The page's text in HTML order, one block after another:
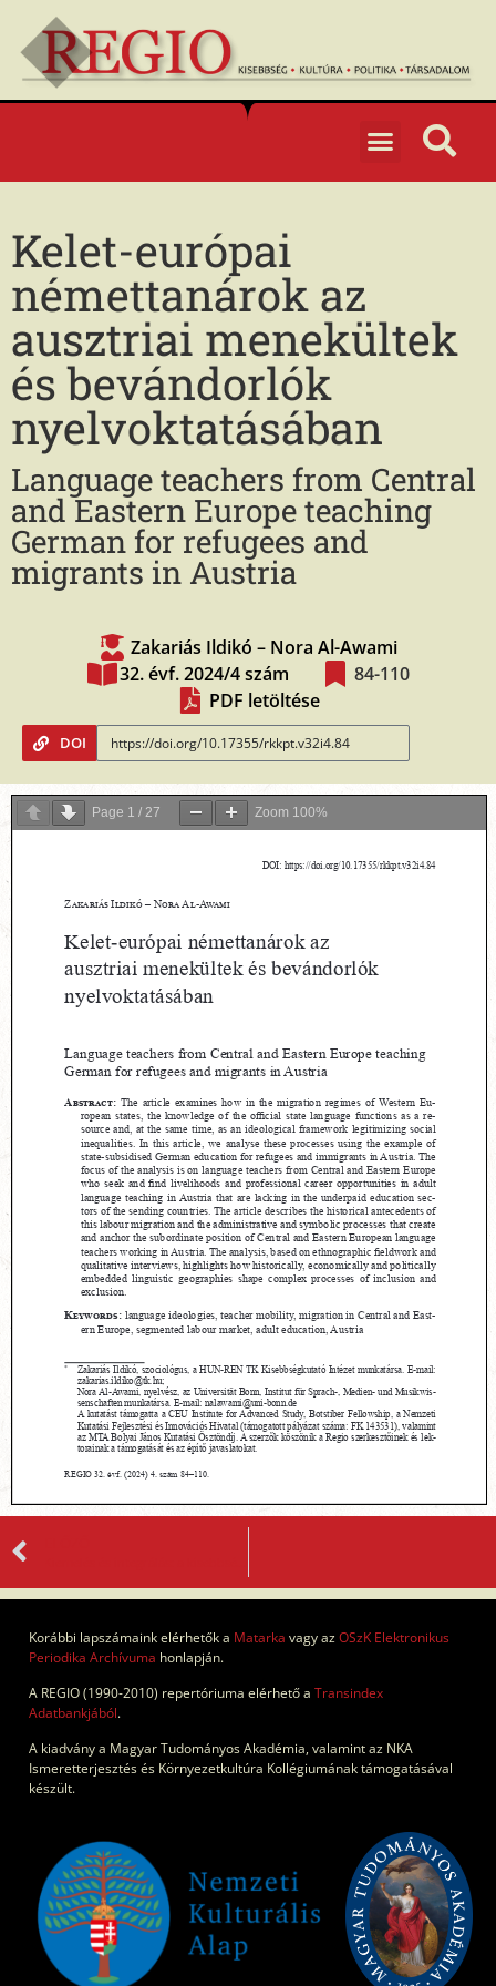
Kelet-európai
némettanárok az
ausztriai menekültek
és bevándorlók
nyelvoktatásában
Language teachers from Central
and Eastern Europe teaching
German for refugees and
migrants in Austria
Zakariás Ildikó – Nora Al-Awami
32. évf. 2024/4 szám
84-110
PDF letöltése
DOI
Page 1 / 27 Zoom 100%
Korábbi lapszámaink elérhetők a Matarka vagy azOSzK Elektronikus
Periodika Archívuma honlapján.
A REGIO (1990-2010) repertóriuma elérhető a Transindex
Adatbankjából.
A kiadvány a Magyar Tudományos Akadémia, valamint az NKA
Ismeretterjesztés és Környezetkultúra Kollégiumának támogatásával
készült.